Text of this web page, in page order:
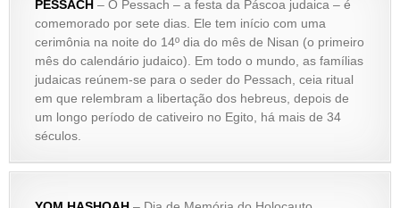
PESSACH – O Pessach – a festa da Páscoa judaica – é
comemorado por sete dias. Ele tem início com uma
cerimônia na noite do 14º dia do mês de Nisan (o primeiro
mês do calendário judaico). Em todo o mundo, as famílias
judaicas reúnem-se para o seder do Pessach, ceia ritual
em que relembram a libertação dos hebreus, depois de
um longo período de cativeiro no Egito, há mais de 34
séculos.